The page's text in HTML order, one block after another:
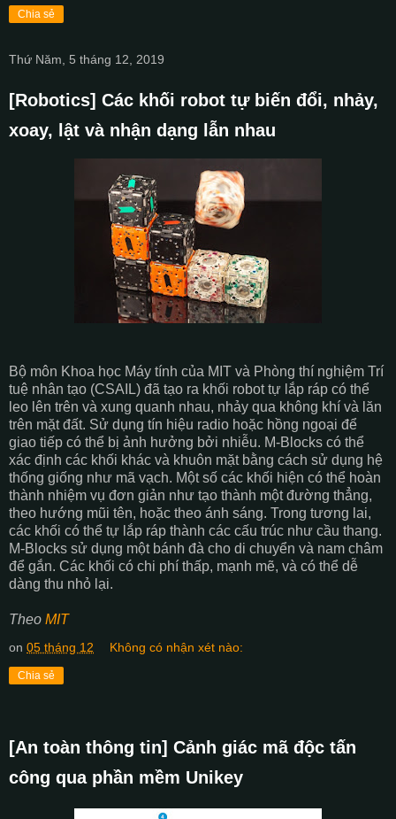
Chia sẻ
Thứ Năm, 5 tháng 12, 2019
[Robotics] Các khối robot tự biến đổi, nhảy,
xoay, lật và nhận dạng lẫn nhau
Bộ môn Khoa học Máy tính của MIT và Phòng thí nghiệm Trí
tuệ nhân tạo (CSAIL) đã tạo ra khối robot tự lắp ráp có thể
leo lên trên và xung quanh nhau, nhảy qua không khí và lăn
trên mặt đất. Sử dụng tín hiệu radio hoặc hồng ngoại để
giao tiếp có thể bị ảnh hưởng bởi nhiễu. M-Blocks có thể
xác định các khối khác và khuôn mặt bằng cách sử dụng hệ
thống giống như mã vạch. Một số các khối hiện có thể hoàn
thành nhiệm vụ đơn giản như tạo thành một đường thẳng,
theo hướng mũi tên, hoặc theo ánh sáng. Trong tương lai,
các khối có thể tự lắp ráp thành các cấu trúc như cầu thang.
M-Blocks sử dụng một bánh đà cho di chuyển và nam châm
để gắn. Các khối có chi phí thấp, mạnh mẽ, và có thể dễ
dàng thu nhỏ lại.
Theo MIT
on 05 tháng 12 Không có nhận xét nào:
Chia sẻ
[An toàn thông tin] Cảnh giác mã độc tấn
công qua phần mềm Unikey